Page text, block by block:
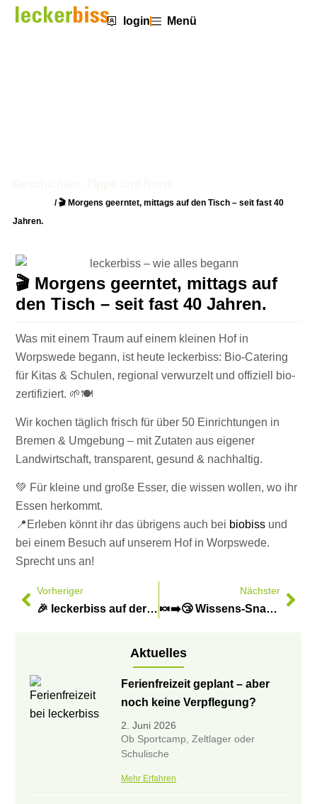
login Menü
/🎬 Morgens geerntet, mittags auf den Tisch – seit fast 40
Jahren.
🎬 Morgens geerntet, mittags auf
den Tisch – seit fast 40 Jahren.
Was mit einem Traum auf einem kleinen Hof in
Worpswede begann, ist heute leckerbiss: Bio-Catering
für Kitas & Schulen, regional verwurzelt und offiziell bio-
zertifiziert. 🌱🍽️
Wir kochen täglich frisch für über 50 Einrichtungen in
Bremen & Umgebung – mit Zutaten aus eigener
Landwirtschaft, transparent, gesund & nachhaltig.
💚 Für kleine und große Esser, die wissen wollen, wo ihr
Essen herkommt.
📍Erleben könnt ihr das übrigens auch bei biobiss und
bei einem Besuch auf unserem Hof in Worpswede.
Sprecht uns an!
Vorheriger
🎉 leckerbiss auf der Tarmstedter Ausstellung 2025 🎉
Nächster
🍬➡️😴 Wissens-Snack: Warum Zucker müde macht – und was besser wirkt.
Aktuelles
Ferienfreizeit geplant – aber
noch keine Verpflegung?
2. Juni 2026
Ob Sportcamp, Zeltlager oder
Schulische
Mehr Erfahren